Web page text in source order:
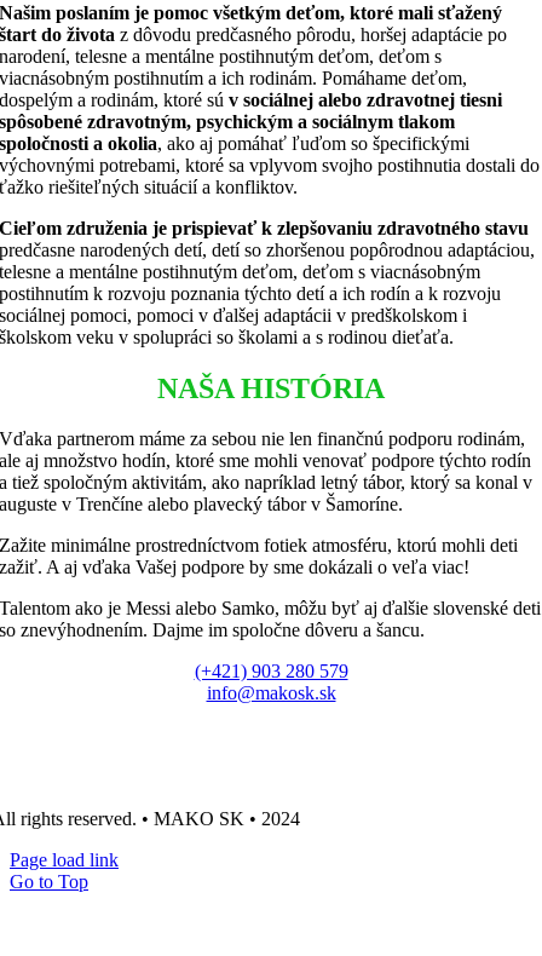
Našim poslaním je pomoc všetkým deťom, ktoré mali sťažený
štart do života z dôvodu predčasného pôrodu, horšej adaptácie po
narodení, telesne a mentálne postihnutým deťom, deťom s
viacnásobným postihnutím a ich rodinám. Pomáhame deťom,
dospelým a rodinám, ktoré sú v sociálnej alebo zdravotnej tiesni
spôsobené zdravotným, psychickým a sociálnym tlakom
spoločnosti a okolia, ako aj pomáhať ľuďom so špecifickými
výchovnými potrebami, ktoré sa vplyvom svojho postihnutia dostali do
ťažko riešiteľných situácií a konfliktov.
Cieľom združenia je prispievať k zlepšovaniu zdravotného stavu
predčasne narodených detí, detí so zhoršenou popôrodnou adaptáciou,
telesne a mentálne postihnutým deťom, deťom s viacnásobným
postihnutím k rozvoju poznania týchto detí a ich rodín a k rozvoju
sociálnej pomoci, pomoci v ďalšej adaptácii v predškolskom i
školskom veku v spolupráci so školami a s rodinou dieťaťa.
NAŠA HISTÓRIA
Vďaka partnerom máme za sebou nie len finančnú podporu rodinám,
ale aj množstvo hodín, ktoré sme mohli venovať podpore týchto rodín
a tiež spoločným aktivitám, ako napríklad letný tábor, ktorý sa konal v
auguste v Trenčíne alebo plavecký tábor v Šamoríne.
Zažite minimálne prostredníctvom fotiek atmosféru, ktorú mohli deti
zažiť. A aj vďaka Vašej podpore by sme dokázali o veľa viac!
Talentom ako je Messi alebo Samko, môžu byť aj ďalšie slovenské deti
so znevýhodnením. Dajme im spoločne dôveru a šancu.
(+421) 903 280 579
info@makosk.sk
rights reserved. • MAKO SK • 2024
Page load link
Go to Top